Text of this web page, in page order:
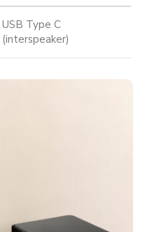
USB Type C
(interspeaker)